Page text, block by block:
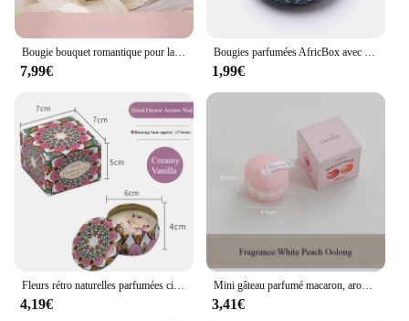
7,99€ 1,99€
4,19€
Mini gâteau parfumé macaron, aromathérapie faite à la main, sans fumée, ci-après les mariage, décoration d'intérieur, soja
3,41€